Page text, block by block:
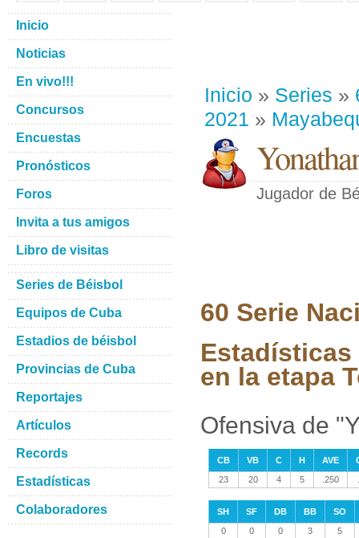
Inicio » Series »
2021 »
Jugador de
60 Serie
Estadísticas
en la etapa
Ofensiva de
CB VB C H AVE
23
20 4 5 .250
SH SF DB BB
SO
0
0 0 3 5
Inicio
Noticias
En vivo!!!
Concursos
Encuestas
Pronósticos
Foros
Invita a tus amigos
Libro de visitas
Series de Béisbol
Equipos de Cuba
Estadios de béisbol
Provincias de Cuba
Reportajes
Artículos
Records
Estadísticas
Colaboradores